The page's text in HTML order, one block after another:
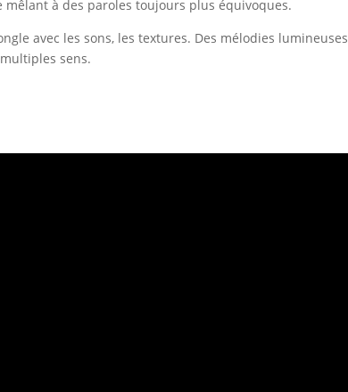
à des paroles toujours plus équivoques.
avec les sons, les textures. Des mélodies lumineuses
sens.